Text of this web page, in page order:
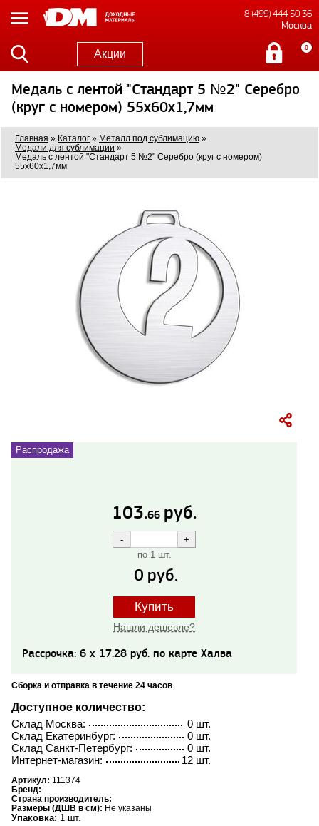
8 (499) 444 50 36
Москва
Акции 0
Медаль с лентой "Стандарт 5 №2" Серебро
(круг с номером) 55х60х1,7мм
Главная » Каталог » Металл под сублимацию »
Медали для сублимации »
Медаль с лентой "Стандарт 5 №2" Серебро (круг с номером)
55х60х1,7мм
Распродажа
103.66 руб.
по 1 шт.
0 руб.
Купить
Нашли дешевле?
Рассрочка: 6 x 17.28 руб. по карте Халва
Сборка и отправка в течение 24 часов
Доступное количество:
0 шт.
Склад Москва:
0 шт.
Склад Екатеринбург:
0 шт.
Склад Санкт-Петербург:
12 шт.
Интернет-магазин:
Артикул: 111374
Бренд:
Страна производитель:
Размеры (ДШВ в см): Не указаны
Упаковка: 1 шт.